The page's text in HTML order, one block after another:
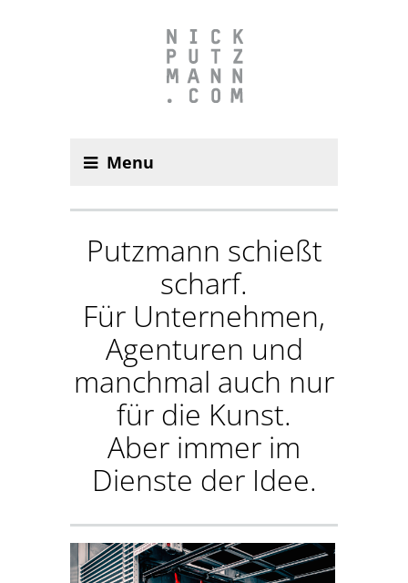
Menu
Putzmann schießt
scharf.
Für Unternehmen,
Agenturen und
manchmal auch nur
für die Kunst.
Aber immer im
Dienste der Idee.